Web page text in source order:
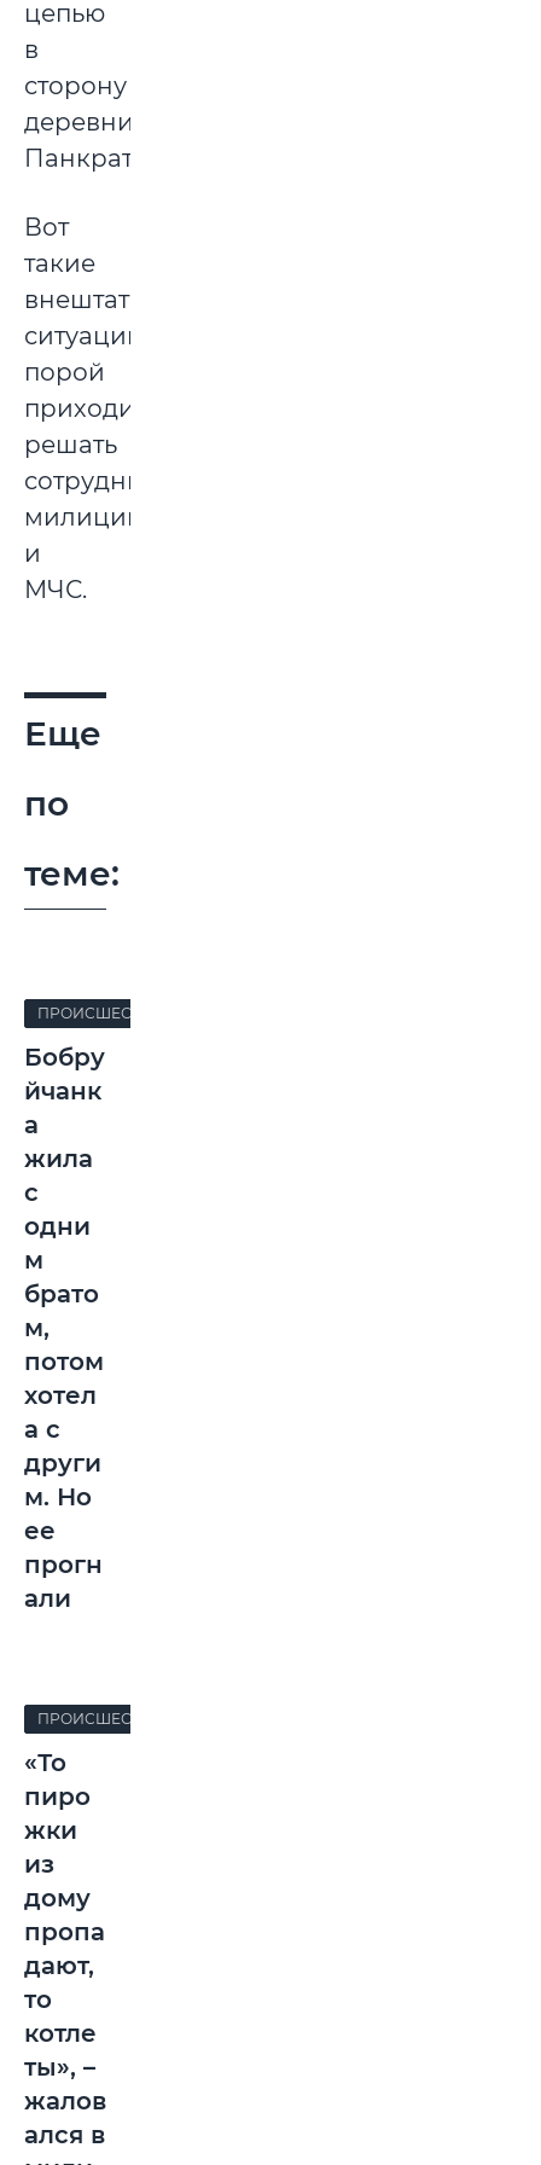
цепью
в
сторону
деревни
Панкратовичи.
Вот
такие
внештатные
ситуации
порой
приходится
решать
сотрудникам
милиции
и
МЧС.
Еще
по
теме:
ПРОИСШЕСТВИЯ
Бобру
йчанк
а
жила
с
одни
м
брато
м,
потом
хотел
а с
други
м. Но
ее
прогн
али
ПРОИСШЕСТВИЯ
«То
пиро
жки
из
дому
пропа
дают,
то
котле
ты», –
жалов
ался в